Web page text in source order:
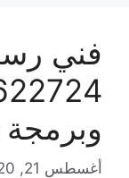
فني
أغسطس 21, 2020